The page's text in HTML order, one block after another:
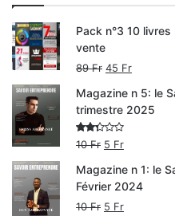
Pack n°3 10
vente
89Fr 45 Fr
Magazine n 5: le
trimestre 2025
Note
sur
5
10Fr 5 Fr
Magazine n 1: le
Février 2024
10Fr 5 Fr